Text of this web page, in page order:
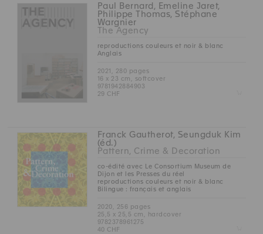
Paul Bernard, Emeline Jaret,
Philippe Thomas, Stéphane
Wargnier
The Agency
reproductions couleurs et noir & blanc
Anglais
2021, 280 pages
16 x 23 cm, softcover
9781942884903
29 CHF
Franck Gautherot, Seungduk Kim
(éd.)
Pattern, Crime & Decoration
co-édité avec Le Consortium Museum de
Dijon et les Presses du réel
reproductions couleurs et noir & blanc
Bilingue : français et anglais
2020, 256 pages
25,5 x 25,5 cm, hardcover
9782378961275
40 CHF